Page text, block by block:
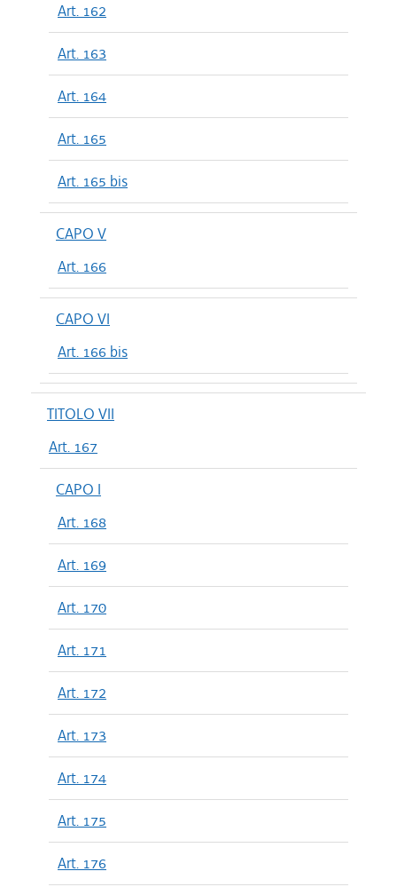
Art. 162
Art. 163
Art. 164
Art. 165
Art. 165 bis
CAPO V
Art. 166
CAPO VI
Art. 166 bis
TITOLO VII
Art. 167
CAPO I
Art. 168
Art. 169
Art. 170
Art. 171
Art. 172
Art. 173
Art. 174
Art. 175
Art. 176